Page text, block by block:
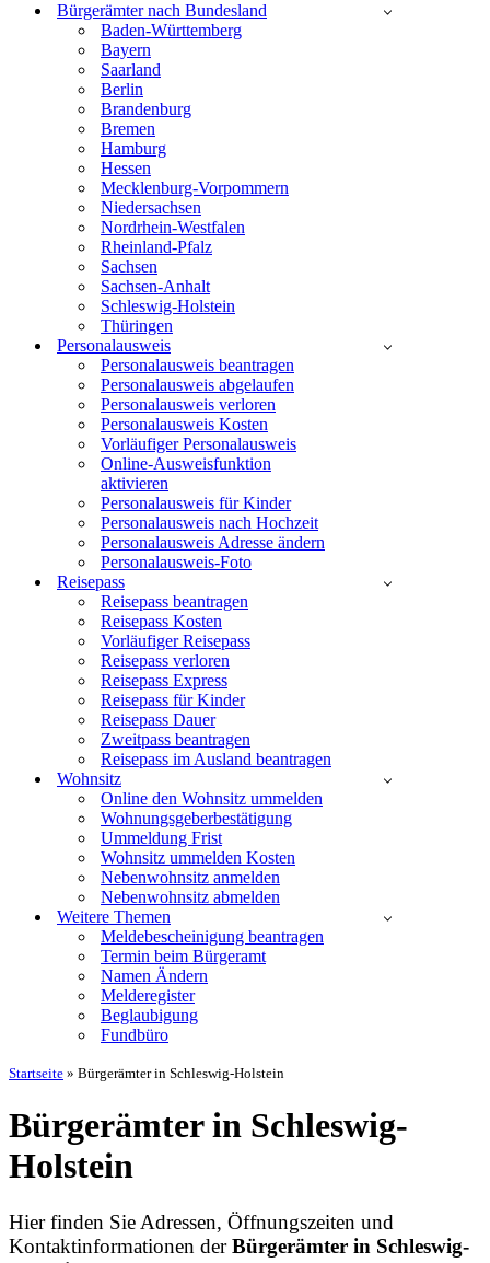
Bürgerämter nach Bundesland
Baden-Württemberg
Bayern
Saarland
Berlin
Brandenburg
Bremen
Hamburg
Hessen
Mecklenburg-Vorpommern
Niedersachsen
Nordrhein-Westfalen
Rheinland-Pfalz
Sachsen
Sachsen-Anhalt
Schleswig-Holstein
Thüringen
Personalausweis
Personalausweis beantragen
Personalausweis abgelaufen
Personalausweis verloren
Personalausweis Kosten
Vorläufiger Personalausweis
Online-Ausweisfunktion
aktivieren
Personalausweis für Kinder
Personalausweis nach Hochzeit
Personalausweis Adresse ändern
Personalausweis-Foto
Reisepass
Reisepass beantragen
Reisepass Kosten
Vorläufiger Reisepass
Reisepass verloren
Reisepass Express
Reisepass für Kinder
Reisepass Dauer
Zweitpass beantragen
Reisepass im Ausland beantragen
Wohnsitz
Online den Wohnsitz ummelden
Wohnungsgeberbestätigung
Ummeldung Frist
Wohnsitz ummelden Kosten
Nebenwohnsitz anmelden
Nebenwohnsitz abmelden
Weitere Themen
Meldebescheinigung beantragen
Termin beim Bürgeramt
Namen Ändern
Melderegister
Beglaubigung
Fundbüro
Startseite » Bürgerämter in Schleswig-Holstein
Bürgerämter in Schleswig-
Holstein
Hier finden Sie Adressen, Öffnungszeiten und
Kontaktinformationen derBürgerämter in Schleswig-